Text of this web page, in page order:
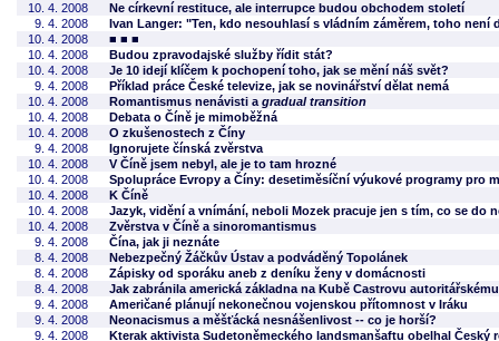
10. 4. 2008
Ne církevní restituce, ale interrupce budou obchodem století
9. 4. 2008
Ivan Langer: "Ten, kdo nesouhlasí s vládním záměrem, toho
10. 4. 2008
■ ■ ■
10. 4. 2008
Budou zpravodajské služby řídit stát?
10. 4. 2008
Je 10 idejí klíčem k pochopení toho, jak se mění náš svět?
9. 4. 2008
Příklad práce České televize, jak se novinářství dělat nemá
10. 4. 2008
Romantismus nenávisti a gradual transition
10. 4. 2008
Debata o Číně je mimoběžná
10. 4. 2008
O zkušenostech z Číny
9. 4. 2008
Ignorujete čínská zvěrstva
10. 4. 2008
V Číně jsem nebyl, ale je to tam hrozné
10. 4. 2008
Spolupráce Evropy a Číny: desetiměsíční výukové programy pro
10. 4. 2008
K Číně
10. 4. 2008
Jazyk, vidění a vnímání, neboli Mozek pracuje jen s tím, co se do
10. 4. 2008
Zvěrstva v Číně a sinoromantismus
9. 4. 2008
Čína, jak ji neznáte
8. 4. 2008
Nebezpečný Žáčkův Ústav a podváděný Topolánek
8. 4. 2008
Zápisky od sporáku aneb z deníku ženy v domácnosti
8. 4. 2008
Jak zabránila americká základna na Kubě Castrovu
9. 4. 2008
Američané plánují nekonečnou vojenskou přítomnost v Iráku
9. 4. 2008
Neonacismus a měšťácká nesnášenlivost -- co je horší?
9. 4. 2008
Kterak aktivista Sudetoněmeckého landsmanšaftu obelhal Český